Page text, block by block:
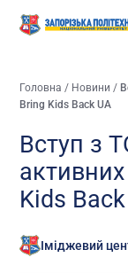
Головна / Новини /
Bring Kids Back UA
Вступ з
Kids